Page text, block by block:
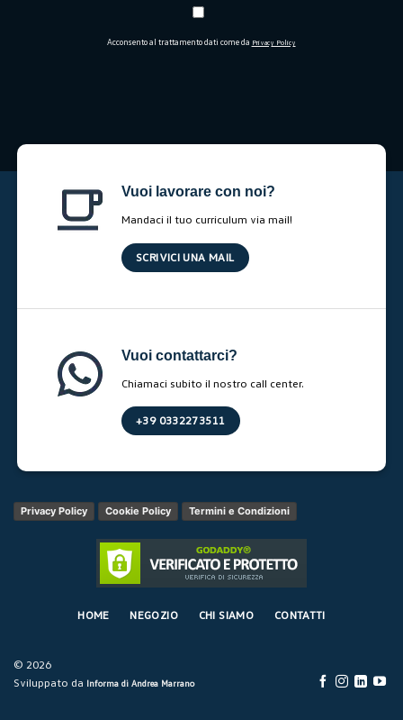
Acconsento al trattamento dati come da Privacy Policy
Vuoi lavorare con noi?
Mandaci il tuo curriculum via mail!
SCRIVICI UNA MAIL
Vuoi contattarci?
Chiamaci subito il nostro call center.
+39 0332273511
Privacy Policy Cookie Policy Termini e Condizioni
© 2026
Sviluppato da Informa di Andrea Marrano
HOME NEGOZIO CHI SIAMO CONTATTI